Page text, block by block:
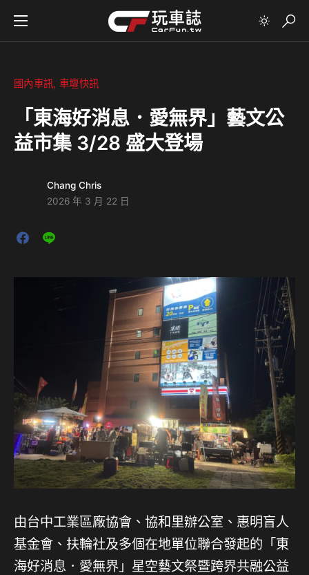
國內車訊 車壇快訊
「東海好消息．愛無界」藝文公
益市集 3/28 盛大登場
Chang Chris
2026 年 3 月 22 日
由台中工業區廠協會、協和里辦公室、惠明盲人
基金會、扶輪社及多個在地單位聯合發起的「東
海好消息．愛無界」星空藝文祭暨跨界共融公益